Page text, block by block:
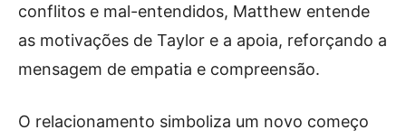
conflitos e mal-entendidos, Matthew entende
as motivações de Taylor e a apoia, reforçando a
mensagem de empatia e compreensão.
O relacionamento simboliza um novo começo